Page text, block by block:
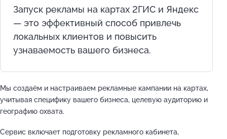
Запуск рекламы на картах 2ГИС и Яндекс
— это эффективный способ привлечь
локальных клиентов и повысить
узнаваемость вашего бизнеса.
Мы создаём и настраиваем рекламные кампании на картах,
учитывая специфику вашего бизнеса, целевую аудиторию и
географию охвата.
Сервис включает подготовку рекламного кабинета,